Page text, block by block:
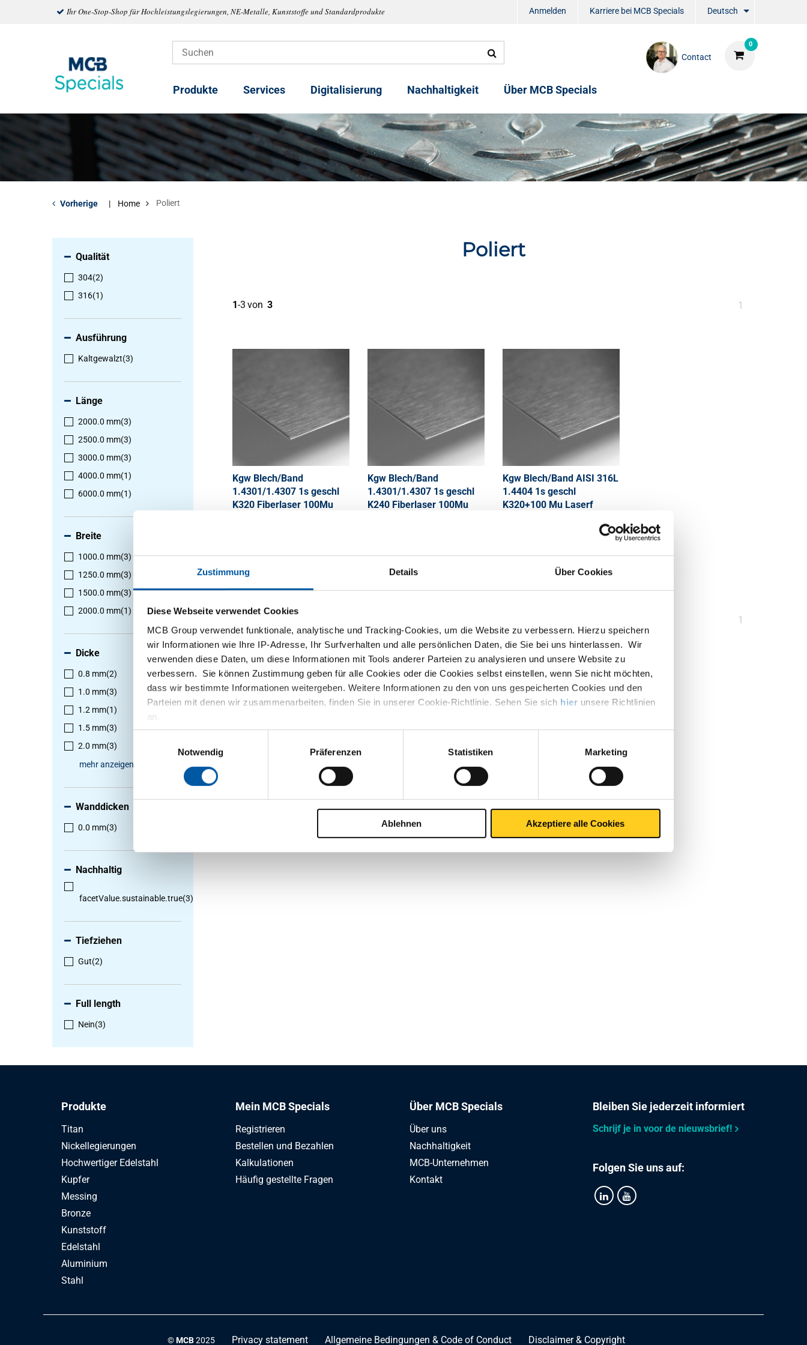
Zustimmung Details Über Cookies
Diese Webseite verwendet Cookies
MCB Group verwendet funktionale, analytische und Tracking-Cookies, um die Website zu verbessern. Hierzu speichern
wir Informationen wie Ihre IP-Adresse, Ihr Surfverhalten und alle persönlichen Daten, die Sie bei uns hinterlassen. Wir
verwenden diese Daten, um diese Informationen mit Tools anderer Parteien zu analysieren und unsere Website zu
verbessern. Sie können Zustimmung geben für alle Cookies oder die Cookies selbst einstellen, wenn Sie nicht möchten,
dass wir bestimmte Informationen weitergeben. Weitere Informationen zu den von uns gespeicherten Cookies und den
Parteien mit denen wir zusammenarbeiten, finden Sie in unserer Cookie-Richtlinie. Sehen Sie sich hier unsere Richtlinien
an.
Notwendig
Präferenzen Statistiken Marketing
Ablehnen Akzeptiere alle Cookies
Ihr One-Stop-Shop für Hochleistungslegierungen, NE-Metalle, Kunststoffe und Standardprodukte Anmelden Karriere bei MCB Specials Deutsch
0
Contact
Produkte Services Digitalisierung Nachhaltigkeit Über MCB Specials
Vorherige Home Poliert
Qualität
304(2)
316(1)
Ausführung
Kaltgewalzt(3)
Länge
2000.0 mm(3)
2500.0 mm(3)
3000.0 mm(3)
4000.0 mm(1)
6000.0 mm(1)
Breite
1000.0 mm(3)
1250.0 mm(3)
1500.0 mm(3)
2000.0 mm(1)
Dicke
0.8 mm(2)
1.0 mm(3)
1.2 mm(1)
1.5 mm(3)
2.0 mm(3)
mehr anzeigen
Wanddicken
0.0 mm(3)
Nachhaltig
facetValue.sustainable.true(3)
Tiefziehen
Gut(2)
Full length
Nein(3)
Poliert
1-3 von 3
Sie
1
Kgw Blech/Band
1.4301/1.4307 1s geschl
K320 Fiberlaser 100Mu
Wählen Sie Ihre Abmessung
aus
Kgw Blech/Band
1.4301/1.4307 1s geschl
K240 Fiberlaser 100Mu
Wählen Sie Ihre Abmessung
Kgw Blech/Band AISI 316L
1.4404 1s geschl
K320+100 Mu Laserf
Wählen Sie Ihre Abmessung
Sie
1
Produkte
Titan
Nickellegierungen
Hochwertiger Edelstahl
Kupfer
Messing
Bronze
Kunststoff
Edelstahl
Aluminium
Stahl
Mein MCB Specials
Registrieren
Bestellen und Bezahlen
Kalkulationen
Häufig gestellte Fragen
Über MCB Specials
Über uns
Nachhaltigkeit
MCB-Unternehmen
Kontakt
Bleiben Sie jederzeit informiert
Schrijf je in voor de nieuwsbrief!
Folgen Sie uns auf:
©MCB2025 Privacy statement Allgemeine Bedingungen & Code of Conduct Disclaimer & Copyright